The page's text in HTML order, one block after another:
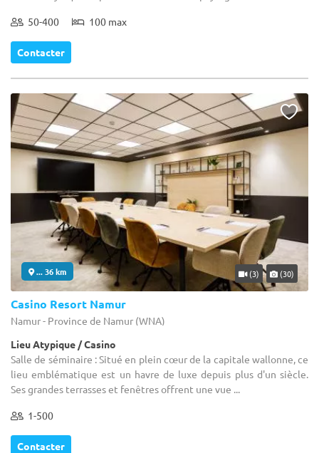
50-400 100 max
Contacter
... 36 km (3) (30)
Casino Resort Namur
Namur - Province de Namur (WNA)
Lieu Atypique / Casino
Salle de séminaire : Situé en plein cœur de la capitale wallonne, ce
lieu emblématique est un havre de luxe depuis plus d'un siècle.
Ses grandes terrasses et fenêtres offrent une vue ...
1-500
Contacter